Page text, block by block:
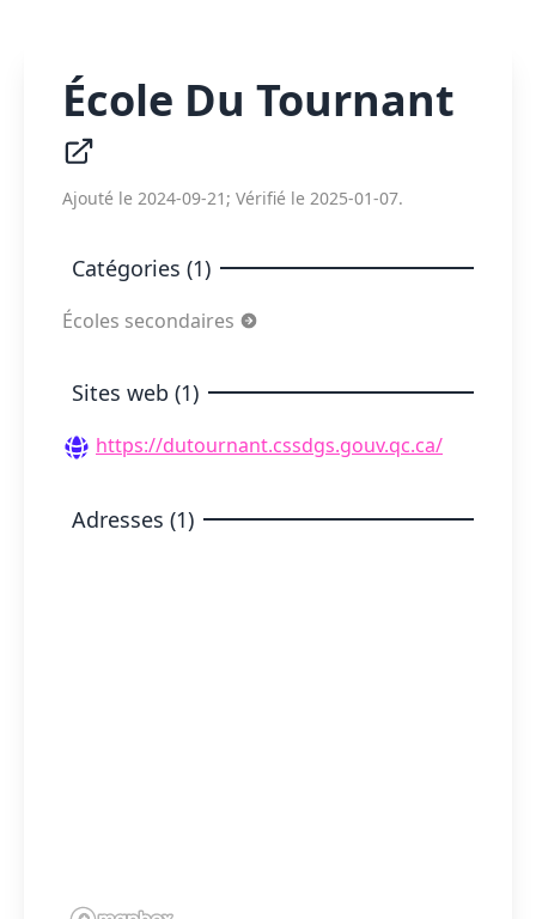
École Du Tournant
Ajouté le 2024-09-21; Vérifié le 2025-01-07.
Catégories (1)
Écoles secondaires
Sites web (1)
https://dutournant.cssdgs.gouv.qc.ca/
Adresses (1)